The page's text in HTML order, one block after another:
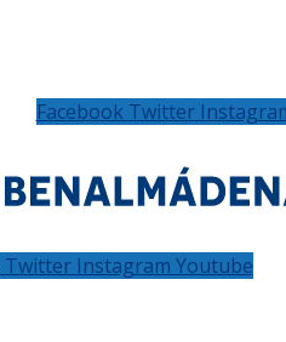
Facebook Twitter
Twitter Instagram Youtube